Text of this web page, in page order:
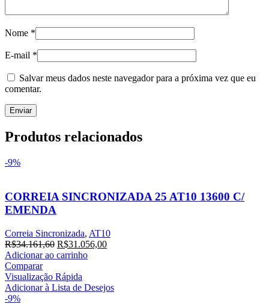
Nome *
E-mail *
Salvar meus dados neste navegador para a próxima vez que eu
comentar.
Produtos relacionados
-9%
CORREIA SINCRONIZADA 25 AT10 13600 C/
EMENDA
Correia Sincronizada, AT10
R$34.161,60 O
preço
era:
R$34.161,60.
R$31.056,00O
R$31.056,00.
Adicionar ao carrinho
Comparar
Visualização Rápida
Adicionar à Lista de Desejos
-9%